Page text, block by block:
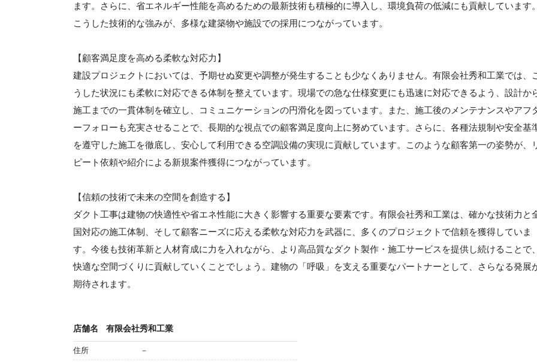
ます。さらに、省エネルギー性能を高めるための最新技術も積極的に導入し、環境負荷の低減にも貢献しています。
こうした技術的な強みが、多様な建築物や施設での採用につながっています。
【顧客満足度を高める柔軟な対応力】
建設プロジェクトにおいては、予期せぬ変更や調整が発生することも少なくありません。有限会社秀和工業では、
うした状況にも柔軟に対応できる体制を整えています。現場での急な仕様変更にも迅速に対応できるよう、設計か
施工までの一貫体制を確立し、コミュニケーションの円滑化を図っています。また、施工後のメンテナンスやアフ
ーフォローも充実させることで、長期的な視点での顧客満足度向上に努めています。さらに、各種法規制や安全基
を遵守した施工を徹底し、安心して利用できる空調設備の実現に貢献しています。このような顧客第一の姿勢が、
ピート依頼や紹介による新規案件獲得につながっています。
【信頼の技術で未来の空間を創造する】
ダクト工事は建物の快適性や省エネ性能に大きく影響する重要な要素です。有限会社秀和工業は、確かな技術力と
国対応の施工体制、そして顧客ニーズに応える柔軟な対応力を武器に、多くのプロジェクトで信頼を獲得していま
す。今後も技術革新と人材育成に力を入れながら、より高品質なダクト製作・施工サービスを提供し続けることで、
快適な空間づくりに貢献していくことでしょう。建物の「呼吸」を支える重要なパートナーとして、さらなる発展
期待されます。
店舗名 有限会社秀和工業
住所 －